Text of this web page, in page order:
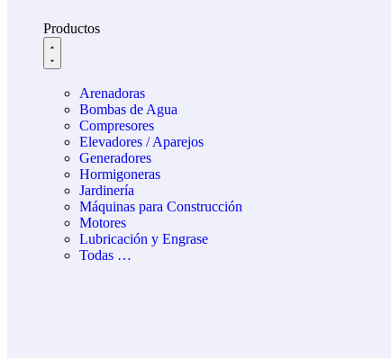
Productos
Arenadoras
Bombas de Agua
Compresores
Elevadores / Aparejos
Generadores
Hormigoneras
Jardinería
Máquinas para Construcción
Motores
Lubricación y Engrase
Todas …